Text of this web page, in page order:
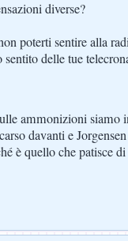
diverse?
poterti sentire alla
delle tue
ammonizioni siamo
davanti e
è quello che patisce